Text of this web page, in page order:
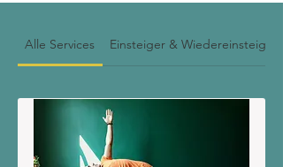
Alle Services Einsteiger & Wiedereinsteiger